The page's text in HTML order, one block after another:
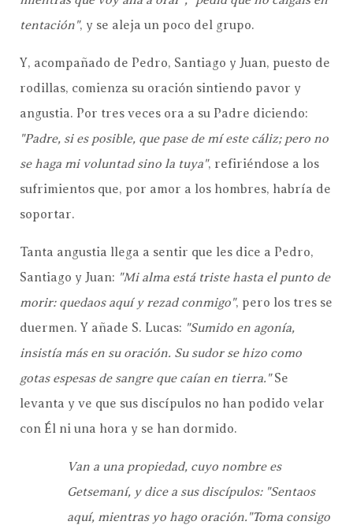
tentación", y se aleja un poco del grupo.
Y, acompañado de Pedro, Santiago y Juan, puesto de
rodillas, comienza su oración sintiendo pavor y
angustia. Por tres veces ora a su Padre diciendo:
"Padre, si es posible, que pase de mí este cáliz; pero no
se haga mi voluntad sino la tuya", refiriéndose a los
sufrimientos que, por amor a los hombres, habría de
soportar.
Tanta angustia llega a sentir que les dice a Pedro,
Santiago y Juan: "Mi alma está triste hasta el punto de
morir: quedaos aquí y rezad conmigo", pero los tres se
duermen. Y añade S. Lucas: "Sumido en agonía,
insistía más en su oración. Su sudor se hizo como
gotas espesas de sangre que caían en tierra."Se
levanta y ve que sus discípulos no han podido velar
con Él ni una hora y se han dormido.
Van a una propiedad, cuyo nombre es
Getsemaní, y dice a sus discípulos: "Sentaos
aquí, mientras yo hago oración."Toma consigo